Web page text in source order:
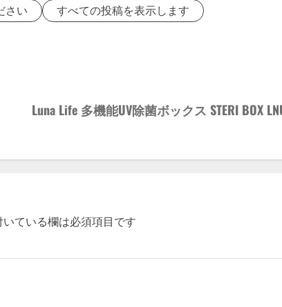
さい すべての投稿を表示します
Luna Life 多機能UV除菌ボックス STERI BOX
いている欄は必須項目です